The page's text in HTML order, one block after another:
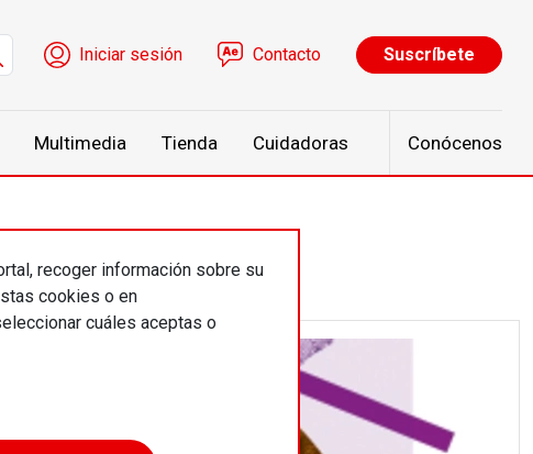
Menú de cuenta de usuario
Iniciar sesión Contacto Suscríbete
Multimedia Tienda Cuidadoras Conócenos
recoger información sobre su
cookies o en
cuáles aceptas o